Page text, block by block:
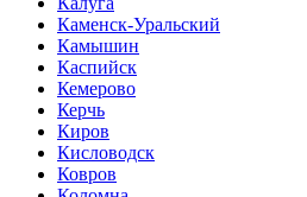
Каменск-Уральский
Камышин
Каспийск
Кемерово
Керчь
Киров
Кисловодск
Ковров